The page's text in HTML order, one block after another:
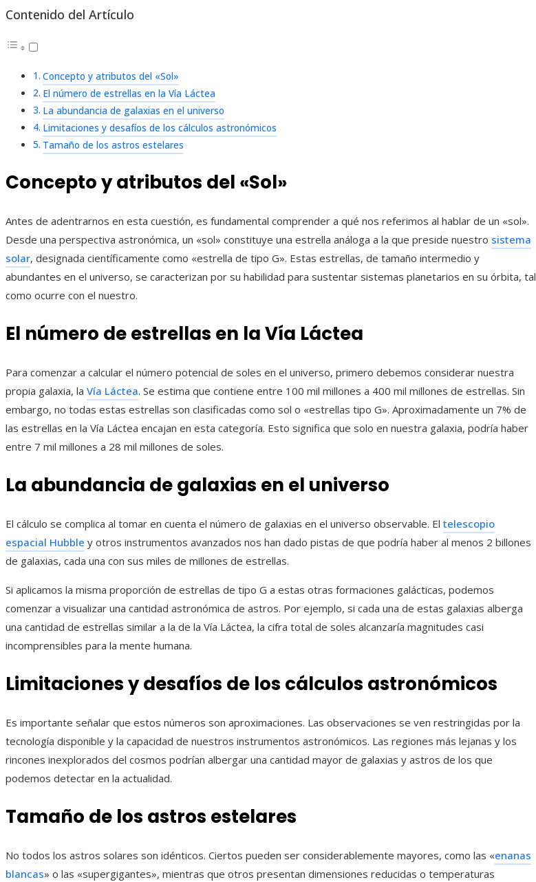
Contenido del Artículo
Concepto y atributos del «Sol»
El número de estrellas en la Vía Láctea
La abundancia de galaxias en el universo
Limitaciones y desafíos de los cálculos astronómicos
Tamaño de los astros estelares
Concepto y atributos del «Sol»
Antes de adentrarnos en esta cuestión, es fundamental comprender a qué nos referimos al hablar de un «sol».
Desde una perspectiva astronómica, un «sol» constituye una estrella análoga a la que preside nuestro sistema
solar, designada científicamente como «estrella de tipo G». Estas estrellas, de tamaño intermedio y
abundantes en el universo, se caracterizan por su habilidad para sustentar sistemas planetarios en su órbita, tal
como ocurre con el nuestro.
El número de estrellas en la Vía Láctea
Para comenzar a calcular el número potencial de soles en el universo, primero debemos considerar nuestra
propia galaxia, la Vía Láctea. Se estima que contiene entre 100 mil millones a 400 mil millones de estrellas. Sin
embargo, no todas estas estrellas son clasificadas como sol o «estrellas tipo G». Aproximadamente un 7% de
las estrellas en la Vía Láctea encajan en esta categoría. Esto significa que solo en nuestra galaxia, podría haber
entre 7 mil millones a 28 mil millones de soles.
La abundancia de galaxias en el universo
El cálculo se complica al tomar en cuenta el número de galaxias en el universo observable. El telescopio
espacial Hubble y otros instrumentos avanzados nos han dado pistas de que podría haber al menos 2 billones
de galaxias, cada una con sus miles de millones de estrellas.
Si aplicamos la misma proporción de estrellas de tipo G a estas otras formaciones galácticas, podemos
comenzar a visualizar una cantidad astronómica de astros. Por ejemplo, si cada una de estas galaxias alberga
una cantidad de estrellas similar a la de la Vía Láctea, la cifra total de soles alcanzaría magnitudes casi
incomprensibles para la mente humana.
Limitaciones y desafíos de los cálculos astronómicos
Es importante señalar que estos números son aproximaciones. Las observaciones se ven restringidas por la
tecnología disponible y la capacidad de nuestros instrumentos astronómicos. Las regiones más lejanas y los
rincones inexplorados del cosmos podrían albergar una cantidad mayor de galaxias y astros de los que
podemos detectar en la actualidad.
Tamaño de los astros estelares
No todos los astros solares son idénticos. Ciertos pueden ser considerablemente mayores, como las «enanas
blancas» o las «supergigantes», mientras que otros presentan dimensiones reducidas o temperaturas